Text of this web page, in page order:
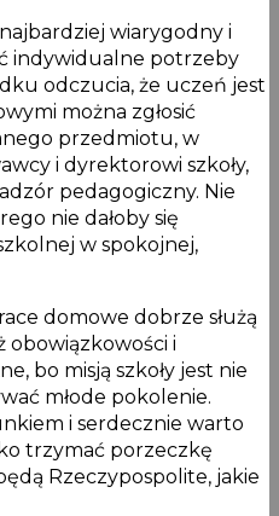
wiarygodny i
indywidualne potrzeby
odczucia, że uczeń jest
można zgłosić
przedmiotu, w
i dyrektorowi szkoły,
pedagogiczny. Nie
nie dałoby się
w spokojnej,
domowe dobrze służą
obowiązkowości i
bo misją szkoły jest nie
młode pokolenie.
i serdecznie warto
trzymać porzeczkę
Rzeczypospolite, jakie